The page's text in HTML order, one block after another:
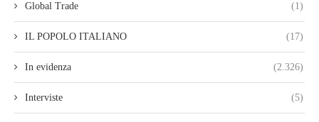
Global Trade (1)
IL POPOLO ITALIANO (17)
In evidenza (2.326)
Interviste (5)